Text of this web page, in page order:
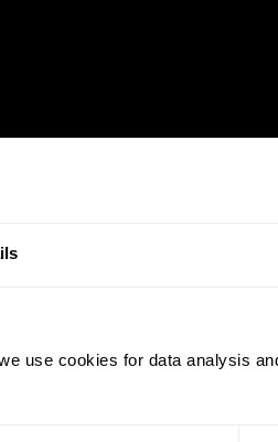
use cookies for data analysis
–
kiekvienas lėšų išsiėmimo
bus automatiškai atšauktas, jei
banko sąskaitą, atliksime
negalėtų išsiimti jūsų lėšų: